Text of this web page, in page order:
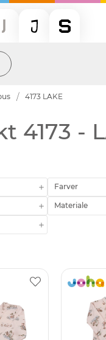
4173 LAKE
4173 -
Farver
Materiale